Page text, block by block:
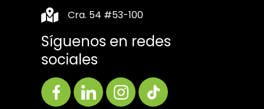
Cra. 54 #53-100
Síguenos en redes
sociales